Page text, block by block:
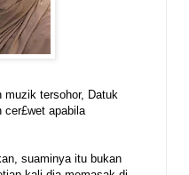
muzik tersohor, Datuk
cer£wet apabila
suaminya itu bukan